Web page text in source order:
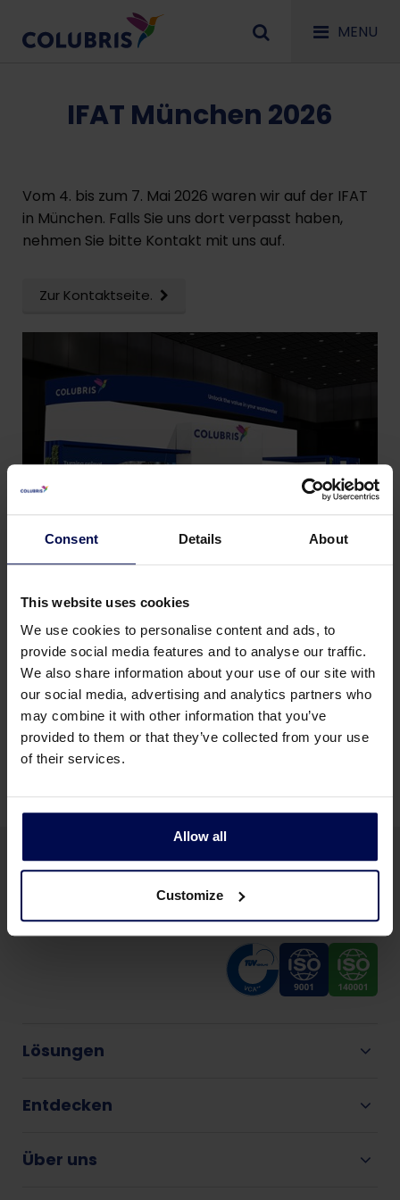
Consent Details About
This website uses cookies
We use cookies to personalise content and ads, to
provide social media features and to analyse our traffic.
We also share information about your use of our site with
our social media, advertising and analytics partners who
may combine it with other information that you’ve
provided to them or that they’ve collected from your use
of their services.
Allow all
Customize
MENU
IFAT München 2026
Vom 4. bis zum 7. Mai 2026 waren wir auf der IFAT
in München. Falls Sie uns dort verpasst haben,
nehmen Sie bitte Kontakt mit uns auf.
Zur Kontaktseite.
Zurück zu Neuigkeiten und Veranstaltungen
Teilen Sie diese Seite:
Lösungen
Entdecken
Über uns